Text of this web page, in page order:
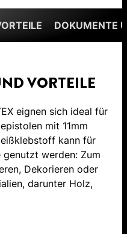
DOKUMENTE
VORTEILE
eignen sich ideal für
mit 11mm
kann für
werden: Zum
Dekorieren oder
darunter Holz,